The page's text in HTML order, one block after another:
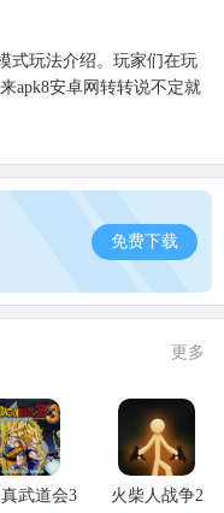
玩法介绍。玩家们在玩
apk8安卓网转转说不定就
免费下载
更多
武道会3 火柴人战争2